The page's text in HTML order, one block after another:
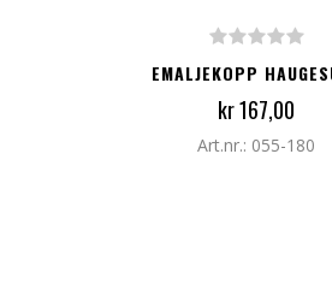
LEGG TIL I HANDLEKURV
EMALJEKOPP
kr 167,00
Art.nr.: 055-180